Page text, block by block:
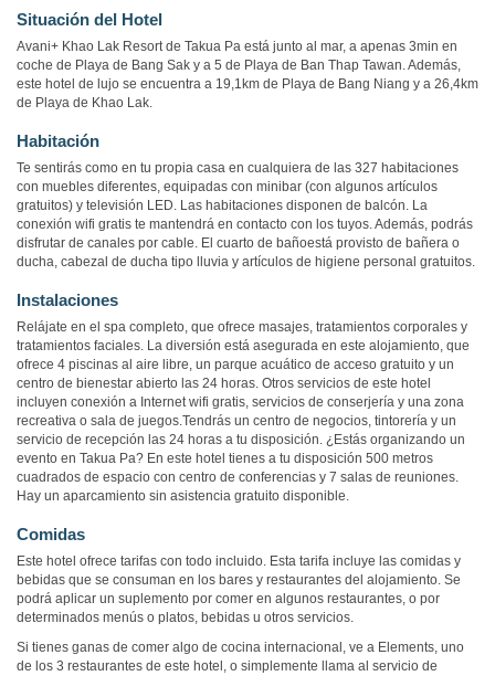
Situación del Hotel
Avani+ Khao Lak Resort de Takua Pa está junto al mar, a apenas 3min en
coche de Playa de Bang Sak y a 5 de Playa de Ban Thap Tawan. Además,
este hotel de lujo se encuentra a 19,1km de Playa de Bang Niang y a 26,4km
de Playa de Khao Lak.
Habitación
Te sentirás como en tu propia casa en cualquiera de las 327 habitaciones
con muebles diferentes, equipadas con minibar (con algunos artículos
gratuitos) y televisión LED. Las habitaciones disponen de balcón. La
conexión wifi gratis te mantendrá en contacto con los tuyos. Además, podrás
disfrutar de canales por cable. El cuarto de bañoestá provisto de bañera o
ducha, cabezal de ducha tipo lluvia y artículos de higiene personal gratuitos.
Instalaciones
Relájate en el spa completo, que ofrece masajes, tratamientos corporales y
tratamientos faciales. La diversión está asegurada en este alojamiento, que
ofrece 4 piscinas al aire libre, un parque acuático de acceso gratuito y un
centro de bienestar abierto las 24 horas. Otros servicios de este hotel
incluyen conexión a Internet wifi gratis, servicios de conserjería y una zona
recreativa o sala de juegos.Tendrás un centro de negocios, tintorería y un
servicio de recepción las 24 horas a tu disposición. ¿Estás organizando un
evento en Takua Pa? En este hotel tienes a tu disposición 500 metros
cuadrados de espacio con centro de conferencias y 7 salas de reuniones.
Hay un aparcamiento sin asistencia gratuito disponible.
Comidas
Este hotel ofrece tarifas con todo incluido. Esta tarifa incluye las comidas y
bebidas que se consuman en los bares y restaurantes del alojamiento. Se
podrá aplicar un suplemento por comer en algunos restaurantes, o por
determinados menús o platos, bebidas u otros servicios.
Si tienes ganas de comer algo de cocina internacional, ve a Elements, uno
de los 3 restaurantes de este hotel, o simplemente llama al servicio de